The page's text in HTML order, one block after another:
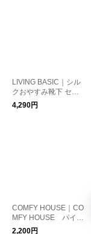
LIVING BASIC｜シル
クおやすみ靴下 セリ
シン 睡眠 ルームウェ
ア ギフト 日本製
4,290円
COMFY HOUSE｜CO
MFY HOUSE パイル
ルームソックス 靴下
2,200円